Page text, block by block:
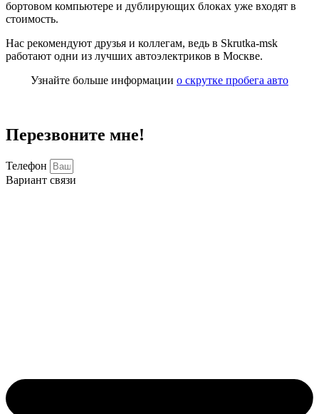
бортовом компьютере и дублирующих блоках уже входят в
стоимость.
Нас рекомендуют друзья и коллегам, ведь в Skrutka-msk
работают одни из лучших автоэлектриков в Москве.
Узнайте больше информации о скрутке пробега авто
Перезвоните мне!
Телефон
Вариант связи